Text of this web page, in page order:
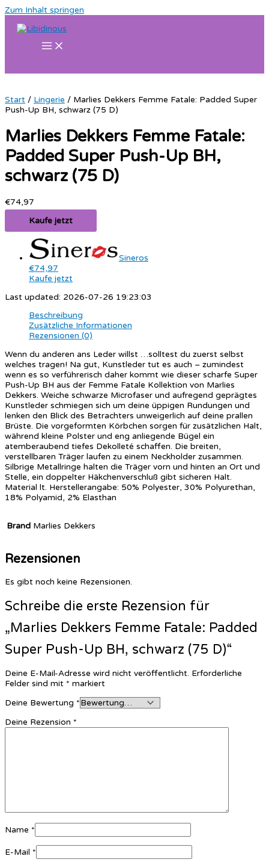
Zum Inhalt springen
Start / Lingerie / Marlies Dekkers Femme Fatale: Padded Super
Push-Up BH, schwarz (75 D)
Marlies Dekkers Femme Fatale:
Padded Super Push-Up BH,
schwarz (75 D)
€74,97
Kaufe jetzt
Sineros
€74,97
Kaufe jetzt
Last updated: 2026-07-26 19:23:03
Beschreibung
Zusätzliche Informationen
Rezensionen (0)
Wenn du anderen ans Leder willst …solltest du zuerst selbst
welches tragen! Na gut, Kunstleder tut es auch – zumindest
wenn es so verführerisch daher kommt wie dieser scharfe Super
Push-Up BH aus der Femme Fatale Kollektion von Marlies
Dekkers. Weiche schwarze Microfaser und aufregend geprägtes
Kunstleder schmiegen sich um deine üppigen Rundungen und
lenken den Blick des Betrachters unweigerlich auf deine prallen
Brüste. Die vorgeformten Körbchen sorgen für zusätzlichen Halt,
während kleine Polster und eng anliegende Bügel ein
atemberaubend tiefes Dekolleté schaffen. Die breiten,
verstellbaren Träger laufen zu einem Neckholder zusammen.
Silbrige Metallringe halten die Träger vorn und hinten an Ort und
Stelle, ein doppelter Häkchenverschluß gibt sicheren Halt.
Material lt. Herstellerangabe: 50% Polyester, 30% Polyurethan,
18% Polyamid, 2% Elasthan
Brand Marlies Dekkers
Rezensionen
Es gibt noch keine Rezensionen.
Schreibe die erste Rezension für
„Marlies Dekkers Femme Fatale: Padded
Super Push-Up BH, schwarz (75 D)“
Deine E-Mail-Adresse wird nicht veröffentlicht. Erforderliche
Felder sind mit * markiert
Deine Bewertung *
Deine Rezension *
Name *
E-Mail *